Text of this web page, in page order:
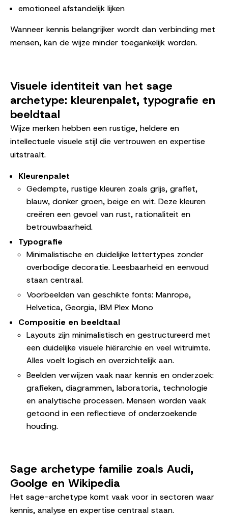
emotioneel afstandelijk lijken
Wanneer kennis belangrijker wordt dan verbinding met
mensen, kan de wijze minder toegankelijk worden.
Visuele identiteit van het sage
archetype: kleurenpalet, typografie en
beeldtaal
Wijze merken hebben een rustige, heldere en
intellectuele visuele stijl die vertrouwen en expertise
uitstraalt.
Kleurenpalet
Gedempte, rustige kleuren zoals grijs, grafiet,
blauw, donker groen, beige en wit. Deze kleuren
creëren een gevoel van rust, rationaliteit en
betrouwbaarheid.
Typografie
Minimalistische en duidelijke lettertypes zonder
overbodige decoratie. Leesbaarheid en eenvoud
staan centraal.
Voorbeelden van geschikte fonts: Manrope,
Helvetica, Georgia, IBM Plex Mono
Compositie en beeldtaal
Layouts zijn minimalistisch en gestructureerd met
een duidelijke visuele hiërarchie en veel witruimte.
Alles voelt logisch en overzichtelijk aan.
Beelden verwijzen vaak naar kennis en onderzoek:
grafieken, diagrammen, laboratoria, technologie
en analytische processen. Mensen worden vaak
getoond in een reflectieve of onderzoekende
houding.
Sage archetype familie zoals Audi,
Goolge en Wikipedia
Het sage-archetype komt vaak voor in sectoren waar
kennis, analyse en expertise centraal staan.